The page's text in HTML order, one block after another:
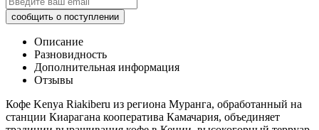
Описание
Разновидность
Дополнительная информация
Отзывы
Кофе Kenya Riakiberu из региона Муранга, обработанный на
станции Киарагана кооператива Камачария, объединяет